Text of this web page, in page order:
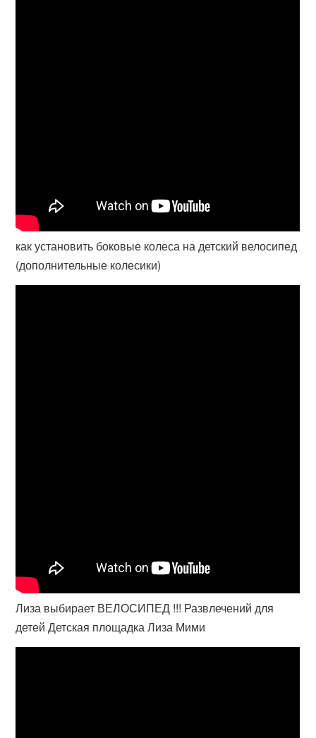
как установить боковые колеса на детский велосипед
(дополнительные колесики)
Лиза выбирает ВЕЛОСИПЕД !!! Развлечений для
детей Детская площадка Лиза Мими